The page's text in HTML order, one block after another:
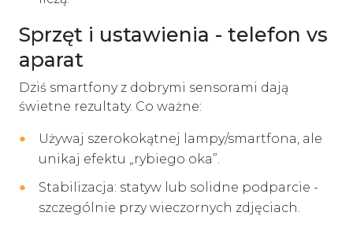
Sprzęt i ustawienia - telefon vs
aparat
Dziś smartfony z dobrymi sensorami dają
świetne rezultaty. Co ważne:
Używaj szerokokątnej lampy/smartfona, ale
unikaj efektu „rybiego oka”.
Stabilizacja: statyw lub solidne podparcie -
szczególnie przy wieczornych zdjęciach.